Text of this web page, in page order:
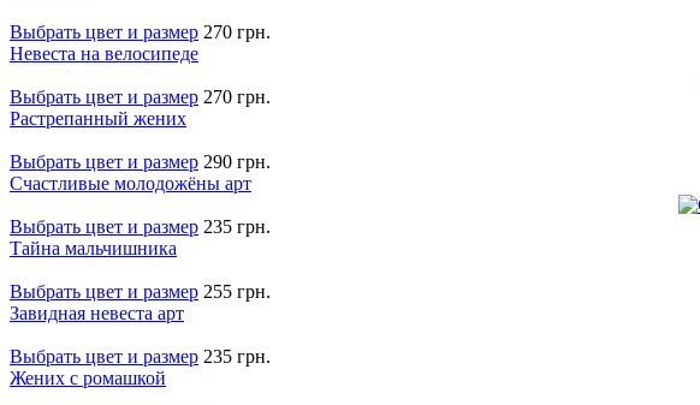
Выбрать цвет и размер 270 грн.
Невеста на велосипеде
Выбрать цвет и размер 270 грн.
Растрепанный жених
Выбрать цвет и размер 290 грн.
Счастливые молодожёны арт
Выбрать цвет и размер 235 грн.
Тайна мальчишника
Выбрать цвет и размер 255 грн.
Завидная невеста арт
Выбрать цвет и размер 235 грн.
Жених с ромашкой